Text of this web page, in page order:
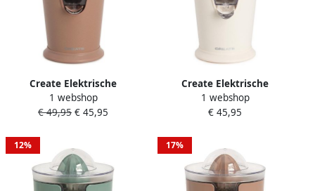
Create Elektrische
citruspers met hefboom
100W Mokka JUICER PRESS
1 webshop
€ 49,95 € 45,95
Create Elektrische
citruspers met hefboom
100W Gebroken wit JUICER
1 webshop
€ 45,95
12% 17%